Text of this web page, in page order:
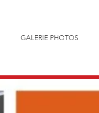
GALERIE PHOTOS